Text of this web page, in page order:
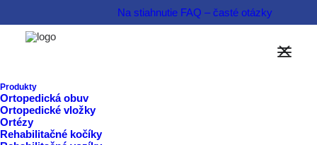
Na stiahnutie FAQ – časté otázky
Produkty
Ortopedická obuv
Ortopedické vložky
Ortézy
Rehabilitačné kočíky